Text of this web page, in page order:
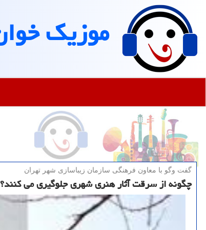
موزیك
گفت وگو با معاون فرهنگی سازمان زیباسازی شهر تهران
چگونه از سرقت آثار هنری شهری جلوگیری می کنند؟